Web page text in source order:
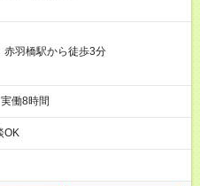
赤羽橋駅から徒歩3分
働8時間